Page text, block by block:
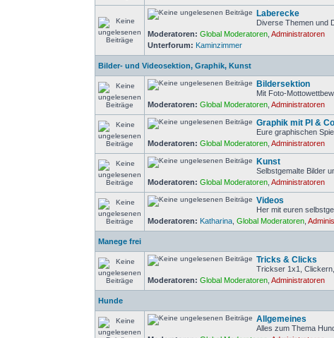
Laberecke
Diverse Themen und
Moderatoren: Global Moderatoren ,Administratoren
Unterforum: Kaminzimmer
Bilder- und Videosektion, Graphik, Kunst
Bildersektion
Mit Foto-
Moderatoren: Global Moderatoren ,Administratoren
Graphik mit PI & Co
Eure graphischen
Moderatoren: Global Moderatoren ,Administratoren
Kunst
Selbstgemalte Bilder
Moderatoren: Global Moderatoren ,Administratoren
Videos
Her mit euren
Moderatoren: Katharina ,Global Moderatoren ,
Manege frei
Tricks & Clicks
Trickser 1x1,
Moderatoren: Global Moderatoren ,Administratoren
Hunde
Allgemeines
Alles zum Thema